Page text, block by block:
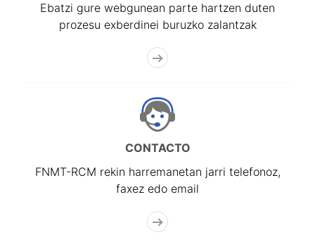
Ebatzi gure webgunean parte hartzen duten
prozesu exberdinei buruzko zalantzak
CONTACTO
FNMT-RCM rekin harremanetan jarri telefonoz,
faxez edo email